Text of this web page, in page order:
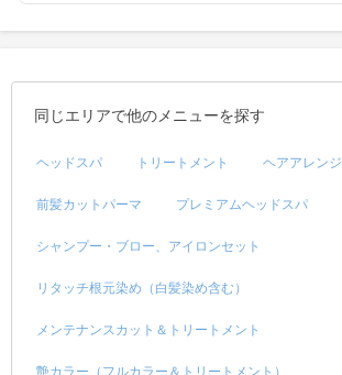
同じエリアで他のメニューを探す
ヘッドスパ トリートメント ヘアアレンジ
前髪カットパーマ プレミアムヘッドスパ
シャンプー・ブロー、アイロンセット
リタッチ根元染め（白髪染め含む）
メンテナンスカット＆トリートメント
艶カラー（フルカラー＆トリートメント）